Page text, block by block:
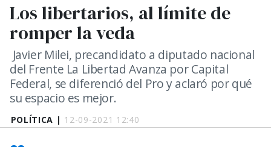
POLÍTICA | 12-09-2021 12:40
Los libertarios, al límite de
romper la veda
Javier Milei, precandidato a diputado nacional
del Frente La Libertad Avanza por Capital
Federal, se diferenció del Pro y aclaró por qué
su espacio es mejor.